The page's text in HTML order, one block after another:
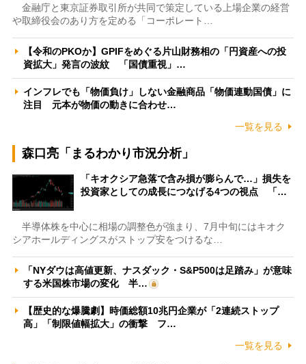
金融庁と東京証券取引所が共同で策定している上場企業の経営
や取締役会のあり方を定める「コーポレート…
【令和のPKOか】GPIFをめぐる片山財務相の「円資産への投
資拡大」発言の波紋 「国債重視」…
インフレでも「物価負け」しない金融商品「物価連動国債」に
注目 元本が物価の動きに合わせ…
一覧を見る
森口亮「まるわかり市況分析」
「キオクシア急落で含み損が膨らんで…」損失を
投資家としての成長につなげる4つの視点 「…
半導体株を中心に相場の調整色が強まり、7月中旬にはキオク
シアホールディングスがストップ安をつけるな…
「NYダウは高値更新、ナスダック・S&P500は足踏み」が意味
する米国株市場の変化 半…
【歴史的な爆騰劇】時価総額10兆円企業が「2連続ストップ
高」「制限値幅拡大」の衝撃 フ…
一覧を見る